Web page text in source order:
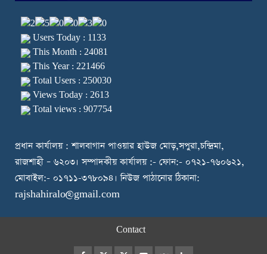
Users Today : 1133
This Month : 24081
This Year : 221466
Total Users : 250030
Views Today : 2613
Total views : 907754
প্রধান কার্যালয় : শালবাগান পাওয়ার হাউজ মোড়,সপুরা,চন্দ্রিমা,
রাজশাহী – ৬২০৩। সম্পাদকীয় কার্যালয় :- ফোন:- ০৭২১-৭৬০৬২১,
মোবাইল:- ০১৭১১-৩৭৮০৯৪। নিউজ পাঠানোর ঠিকানা:
rajshahiralo@gmail.com
Contact